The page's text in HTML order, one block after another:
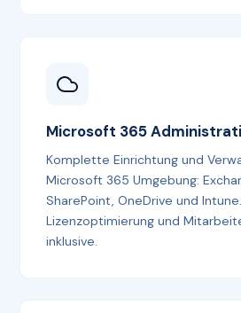
Microsoft 365
Komplette Einrichtung und
Microsoft 365 Umgebung:
SharePoint, OneDrive und Intune.
Lizenzoptimierung und
inklusive.